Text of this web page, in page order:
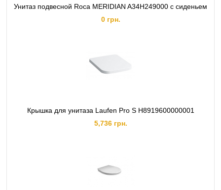
Унитаз подвесной Roca MERIDIAN A34H249000 с сиденьем
0 грн.
Крышка для унитаза Laufen Pro S H8919600000001
5,736 грн.